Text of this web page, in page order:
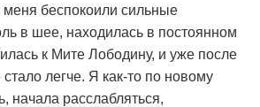
меня беспокоили сильные
в шее, находилась в постоянном
к Мите Лободину, и уже после
легче. Я как-то по новому
начала расслабляться,